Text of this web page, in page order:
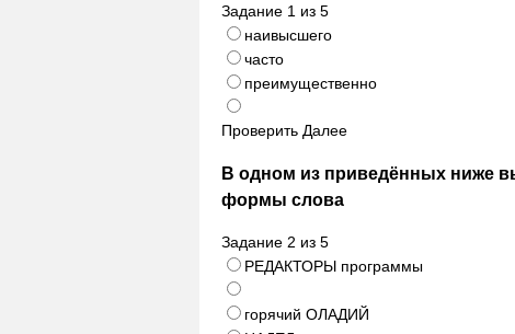
Задание 1 из 5
наивысшего
часто
преимущественно
Проверить Далее
В одном из приведённых ниже
формы слова
Задание 2 из 5
РЕДАКТОРЫ программы
горячий ОЛАДИЙ